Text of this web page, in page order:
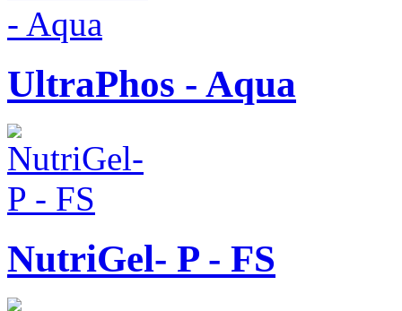
UltraPhos - Aqua
NutriGel- P - FS